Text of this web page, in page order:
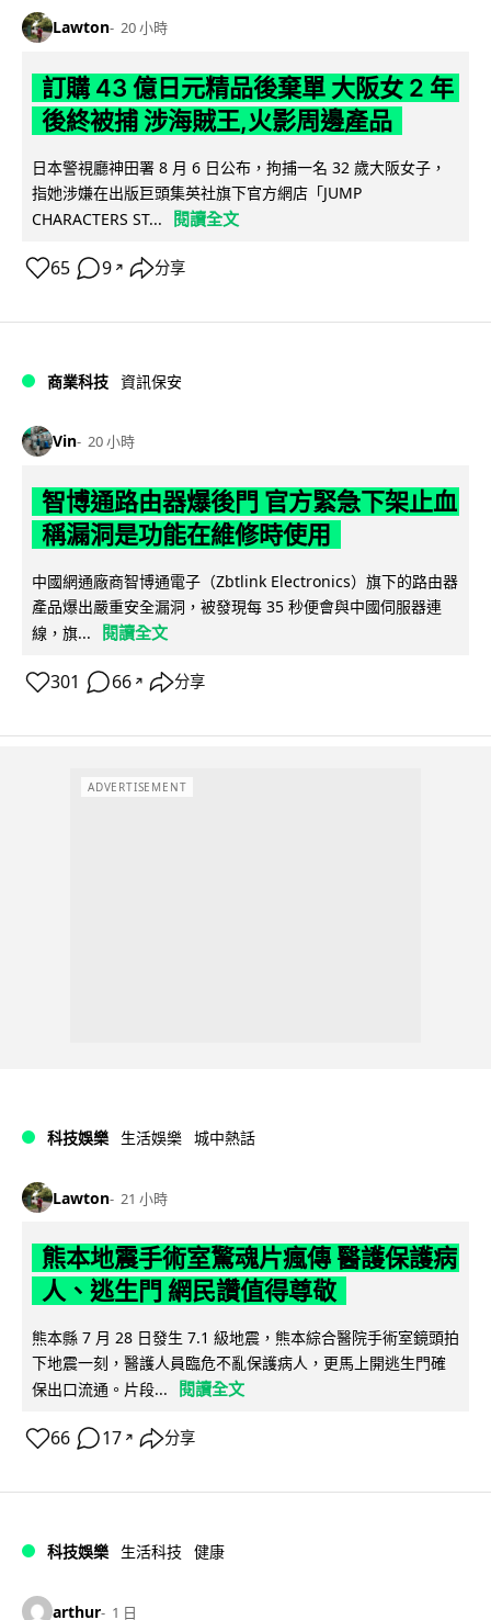
Lawton 20 小時
訂購 43 億日元精品後棄單 大阪女 2 年
後終被捕 涉海賊王,火影周邊產品
日本警視廳神田署 8 月 6 日公布，拘捕一名 32 歲大阪女子，
指她涉嫌在出版巨頭集英社旗下官方網店「JUMP
CHARACTERS ST...
閱讀全文
65 9 ↗ 分享
商業科技 資訊保安
Vin 20 小時
智博通路由器爆後門 官方緊急下架止血
稱漏洞是功能在維修時使用
中國網通廠商智博通電子（Zbtlink Electronics）旗下的路由器
產品爆出嚴重安全漏洞，被發現每 35 秒便會與中國伺服器連
線，旗...
閱讀全文
301 66 ↗ 分享
ADVERTISEMENT
科技娛樂 生活娛樂 城中熱話
Lawton 21 小時
熊本地震手術室驚魂片瘋傳 醫護保護病
人、逃生門 網民讚值得尊敬
熊本縣 7 月 28 日發生 7.1 級地震，熊本綜合醫院手術室鏡頭拍
下地震一刻，醫護人員臨危不亂保護病人，更馬上開逃生門確
保出口流通。片段...
閱讀全文
66 17 ↗ 分享
科技娛樂 生活科技 健康
arthur 1 日